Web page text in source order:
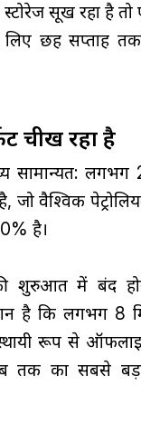
सूख रहा है तो
छह सप्ताह
चीख रहा है
सामान्यत: लगभग
जो वैश्विक
है।
शुरुआत में बंद
है कि लगभग 8
रूप से
तक का सबसे